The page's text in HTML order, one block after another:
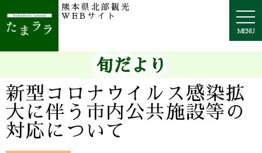
MENU
熊本県北部観光
WEBサイト
旬だより
新型コロナウイルス感染拡
大に伴う市内公共施設等の
対応について